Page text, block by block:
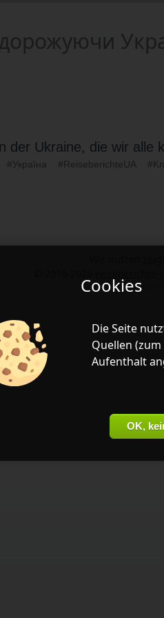
der Ukraine, die wir alle
#Україна #ReiseberichteUA
letztes Update:
Cookies
Die Seite
Quellen (zum
Aufenthalt
OK,